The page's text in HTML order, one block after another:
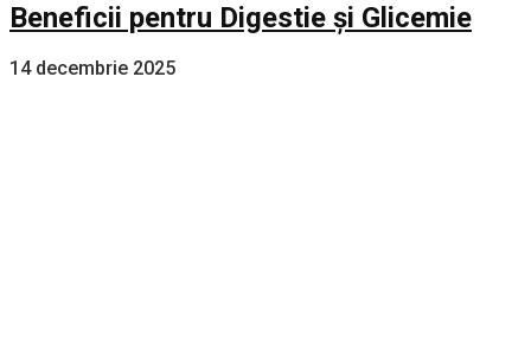
Beneficii pentru Digestie și Glicemie
14 decembrie 2025